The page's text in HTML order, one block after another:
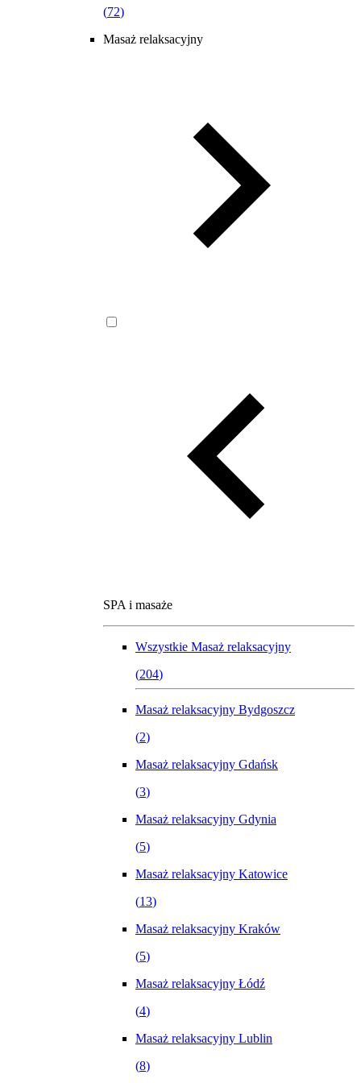
(72)
Masaż relaksacyjny
SPA i masaże
Wszystkie Masaż relaksacyjny
(204)
Masaż relaksacyjny Bydgoszcz
(2)
Masaż relaksacyjny Gdańsk
(3)
Masaż relaksacyjny Gdynia
(5)
Masaż relaksacyjny Katowice
(13)
Masaż relaksacyjny Kraków
(5)
Masaż relaksacyjny Łódź
(4)
Masaż relaksacyjny Lublin
(8)